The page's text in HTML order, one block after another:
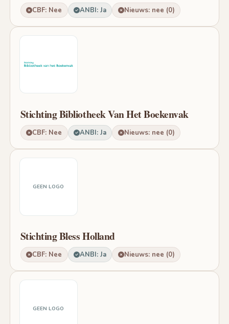
CBF: Nee ANBI: Ja Nieuws: nee (0)
Stichting Bibliotheek Van Het Boekenvak
CBF: Nee ANBI: Ja Nieuws: nee (0)
GEEN LOGO
Stichting Bless Holland
CBF: Nee ANBI: Ja Nieuws: nee (0)
GEEN LOGO